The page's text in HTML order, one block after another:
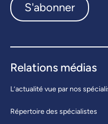
S'abonner
Relations médias
L’actualité vue par nos
Répertoire des spécialistes